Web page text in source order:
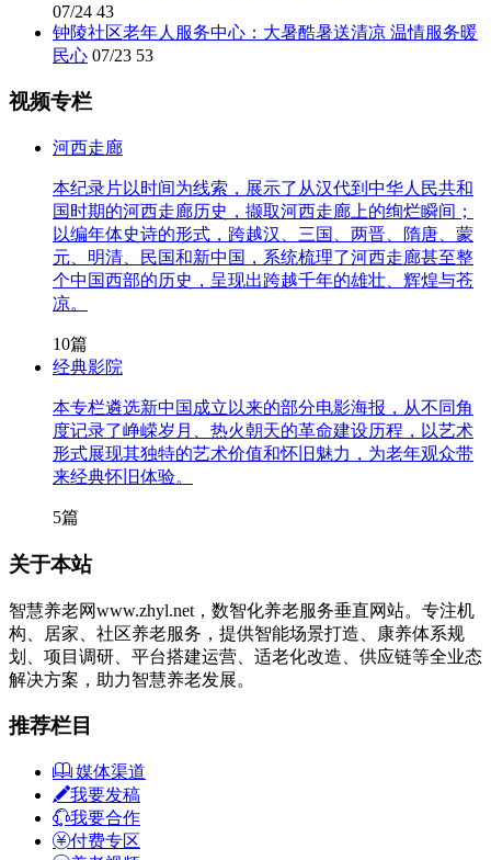
07/24 43
钟陵社区老年人服务中心：大暑酷暑送清凉 温情服务暖
民心 07/23 53
视频专栏
河西走廊
本纪录片以时间为线索，展示了从汉代到中华人民共和
国时期的河西走廊历史，撷取河西走廊上的绚烂瞬间；
以编年体史诗的形式，跨越汉、三国、两晋、隋唐、蒙
元、明清、民国和新中国，系统梳理了河西走廊甚至整
个中国西部的历史，呈现出跨越千年的雄壮、辉煌与苍
凉。
10篇
经典影院
本专栏遴选新中国成立以来的部分电影海报，从不同角
度记录了峥嵘岁月、热火朝天的革命建设历程，以艺术
形式展现其独特的艺术价值和怀旧魅力，为老年观众带
来经典怀旧体验。
5篇
关于本站
智慧养老网www.zhyl.net，数智化养老服务垂直网站。专注机
构、居家、社区养老服务，提供智能场景打造、康养体系规
划、项目调研、平台搭建运营、适老化改造、供应链等全业态
解决方案，助力智慧养老发展。
推荐栏目
媒体渠道
我要发稿
我要合作
付费专区